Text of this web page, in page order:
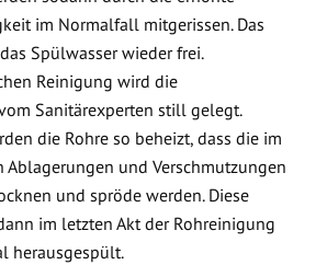
im Normalfall mitgerissen. Das
Spülwasser wieder frei.
Reinigung wird die
Sanitärexperten still gelegt.
die Rohre so beheizt, dass die im
Ablagerungen und Verschmutzungen
und spröde werden. Diese
im letzten Akt der Rohreinigung
herausgespült.